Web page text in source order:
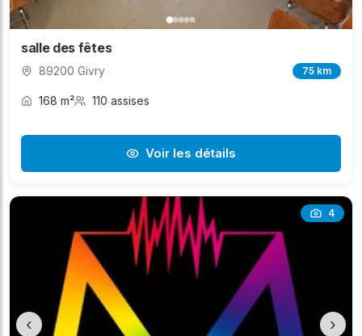
salle des fêtes
89200 Givry 75 km
168 m² 110 assises
Voir les détails
4
‹ ›